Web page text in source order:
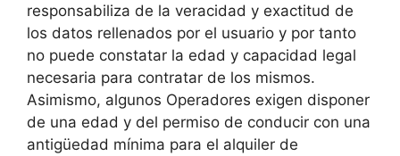
responsabiliza de la veracidad y exactitud de
los datos rellenados por el usuario y por tanto
no puede constatar la edad y capacidad legal
necesaria para contratar de los mismos.
Asimismo, algunos Operadores exigen disponer
de una edad y del permiso de conducir con una
antigüedad mínima para el alquiler de